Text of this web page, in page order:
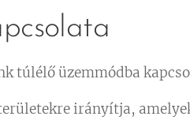
túlélő üzemmódba
irányítja,